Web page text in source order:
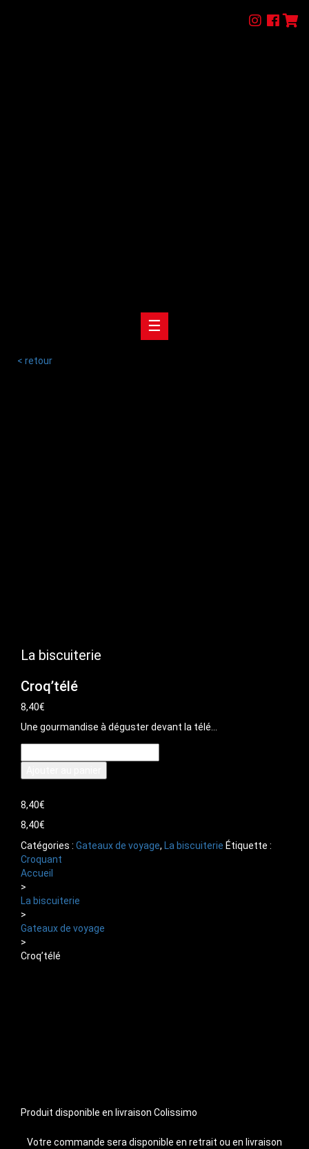
☰
< retour
La biscuiterie
Croq’télé
8,40€
Une gourmandise à déguster devant la télé…
de
Croq'télé
8,40€
8,40€
Catégories : Gateaux de voyage, La biscuiterie Étiquette :
Croquant
Accueil
>
La biscuiterie
>
Gateaux de voyage
>
Croq’télé
Produit disponible en livraison Colissimo
Votre commande sera disponible en retrait ou en livraison